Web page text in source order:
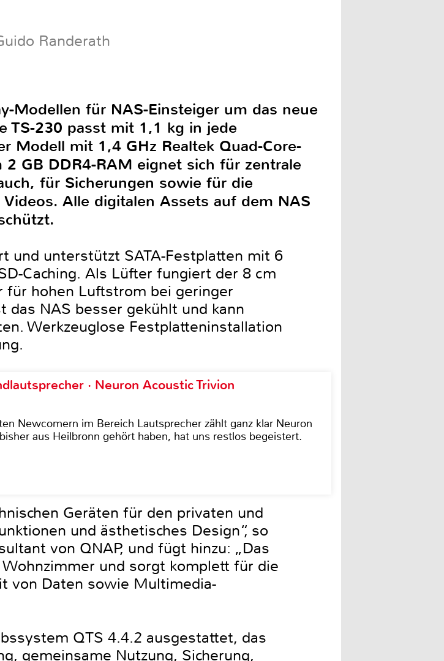
Randerath
Modellen für NAS-Einsteiger um das neue
TS-230 passt mit 1,1 kg in jede
Modell mit 1,4 GHz Realtek Quad-Core-
GB DDR4-RAM eignet sich für zentrale
für Sicherungen sowie für die
Alle digitalen Assets auf dem NAS
und unterstützt SATA-Festplatten mit 6
Caching. Als Lüfter fungiert der 8 cm
für hohen Luftstrom bei geringer
das NAS besser gekühlt und kann
Werkzeuglose Festplatteninstallation
· Neuron Acoustic Trivion
Newcomern im Bereich Lautsprecher zählt ganz klar Neuron
aus Heilbronn gehört haben, hat uns restlos begeistert.
Geräten für den privaten und
und ästhetisches Design“, so
von QNAP, und fügt hinzu: „Das
und sorgt komplett für die
von Daten sowie Multimedia-
QTS 4.4.2 ausgestattet, das
gemeinsame Nutzung, Sicherung,